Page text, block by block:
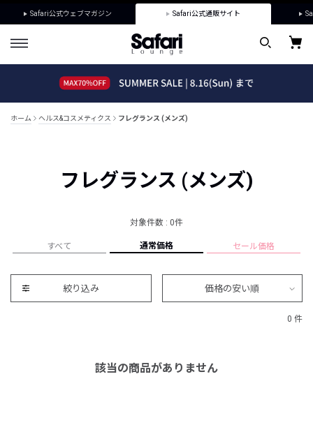
Safari公式ウェブマガジン Safari公式通販サイト
ホーム ヘルス&コスメティクス フレグランス (メンズ)
フレグランス (メンズ)
対象件数 : 0件
すべて 通常価格 セール価格
絞り込み 価格の安い順
0 件
該当の商品がありません